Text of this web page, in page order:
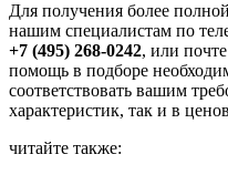
Для получения более
нашим специалистам по
+7 (495) 268-0242, или почте
помощь в подборе
соответствовать вашим
характеристик, так и в
читайте также: